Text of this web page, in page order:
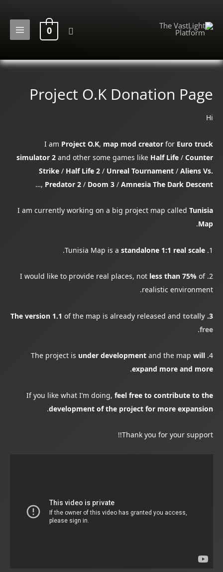
المحتوى
البحث 0
MAIN
Project O.K Donation Page
Hi
I am Project O.K, map mod creator for Euro truck
simulator 2 and other some games like Half Life / Counter
Strike / Half Life 2 / Unreal Tournament / Aliens Vs.
Predator 2 / Doom 3 / Amnesia The Dark Descent
,…
I am currently working on a big project map called Tunisia
Map
.
1. Tunisia Map is a
standalone 1:1 real scale
.
2. I would like to provide real places, not
less than 75% of
realistic environment.
3. The version 1.1
of the map is already released and totally
free
.
4. The project is
under development and the map will
expand more and more
.
If you like what I’m doing, feel free to contribute to the
development of the project for more expansion
.
Thank you for your support!!